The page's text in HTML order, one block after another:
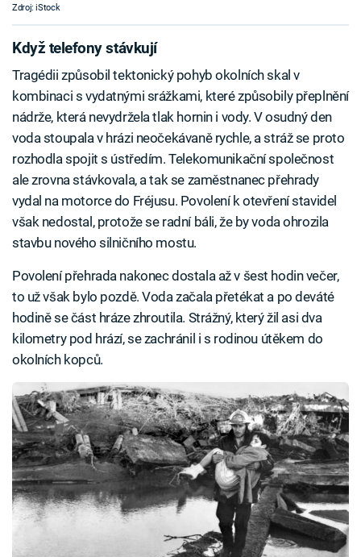
Zdroj: iStock
Když telefony stávkují
Tragédii způsobil tektonický pohyb okolních skal v
kombinaci s vydatnými srážkami, které způsobily přeplnění
nádrže, která nevydržela tlak hornin i vody. V osudný den
voda stoupala v hrázi neočekávaně rychle, a stráž se proto
rozhodla spojit s ústředím. Telekomunikační společnost
ale zrovna stávkovala, a tak se zaměstnanec přehrady
vydal na motorce do Fréjusu. Povolení k otevření stavidel
však nedostal, protože se radní báli, že by voda ohrozila
stavbu nového silničního mostu.
Povolení přehrada nakonec dostala až v šest hodin večer,
to už však bylo pozdě. Voda začala přetékat a po deváté
hodině se část hráze zhroutila. Strážný, který žil asi dva
kilometry pod hrází, se zachránil i s rodinou útěkem do
okolních kopců.